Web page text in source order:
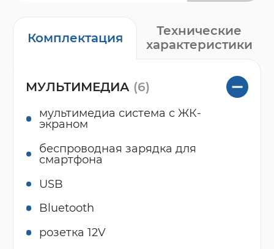
Комплектация
Технические
характеристики
МУЛЬТИМЕДИА (6)
мультимедиа система с ЖК-
экраном
беспроводная зарядка для
смартфона
USB
Bluetooth
розетка 12V